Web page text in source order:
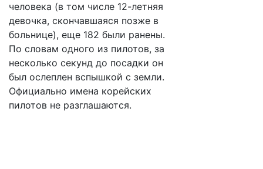
человека (в том числе 12-летняя
девочка, скончавшаяся позже в
больнице), еще 182 были ранены.
По словам одного из пилотов, за
несколько секунд до посадки он
был ослеплен вспышкой с земли.
Официально имена корейских
пилотов не разглашаются.